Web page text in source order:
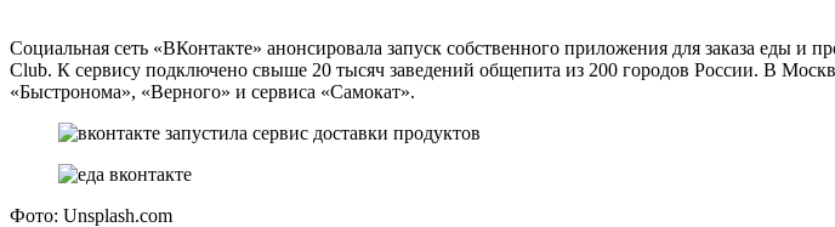
Социальная сеть «ВКонтакте» анонсировала запуск собственного приложения для заказа еды
Club. К сервису подключено свыше 20 тысяч заведений общепита из 200 городов России. В
«Быстронома», «Верного» и сервиса «Самокат».
Фото: Unsplash.com